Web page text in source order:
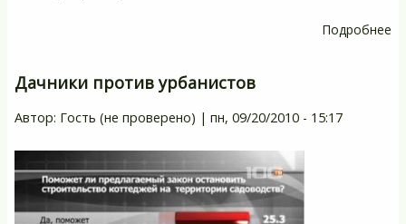
Подробнее
Дачники против урбанистов
Автор: Гость (не проверено) | пн, 09/20/2010 - 15:17